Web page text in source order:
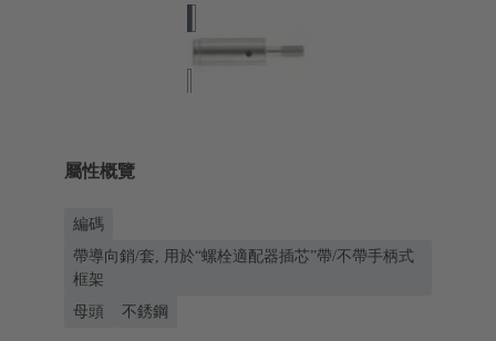
屬性概覽
編碼
帶導向銷/套, 用於“螺栓適配器插芯”帶/不帶手柄式
框架
母頭
不銹鋼